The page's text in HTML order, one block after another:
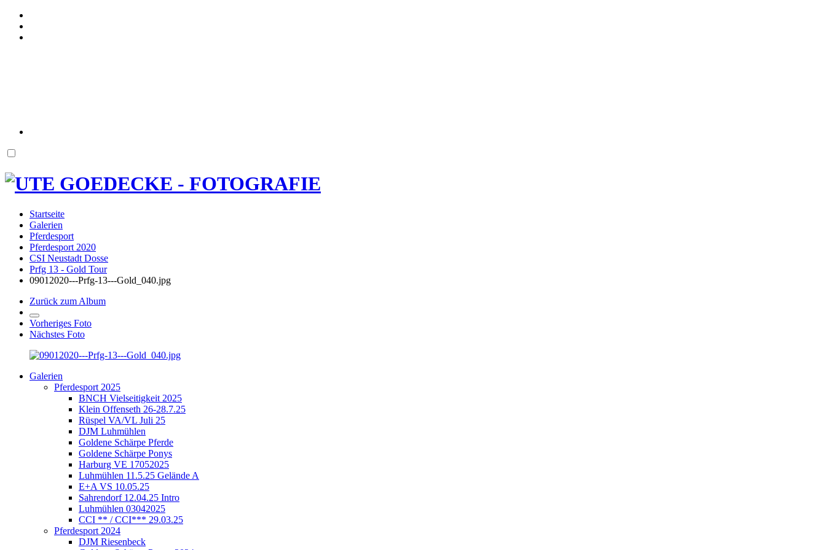
Startseite
Galerien
Pferdesport
Pferdesport 2020
CSI Neustadt Dosse
Prfg 13 - Gold Tour
09012020---Prfg-13---Gold_040.jpg
Zurück zum Album
Vorheriges Foto
Nächstes Foto
Galerien
Pferdesport 2025
BNCH Vielseitigkeit 2025
Klein Offenseth 26-28.7.25
Rüspel VA/VL Juli 25
DJM Luhmühlen
Goldene Schärpe Pferde
Goldene Schärpe Ponys
Harburg VE 17052025
Luhmühlen 11.5.25 Gelände A
E+A VS 10.05.25
Sahrendorf 12.04.25 Intro
Luhmühlen 03042025
CCI ** / CCI*** 29.03.25
Pferdesport 2024
DJM Riesenbeck